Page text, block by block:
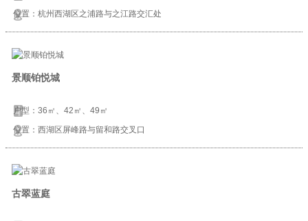
位置：杭州西湖区之浦路与之江路交汇处
景顺铂悦城
户型：36㎡、42㎡、49㎡
位置：西湖区屏峰路与留和路交叉口
古翠蓝庭